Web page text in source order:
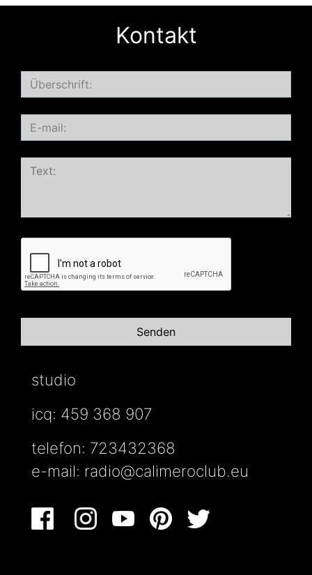
Kontakt
studio
icq: 459 368 907
telefon: 723432368
e-mail: radio@calimeroclub.eu